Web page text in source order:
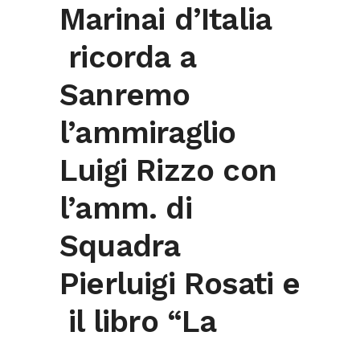
Marinai d’Italia
ricorda a
Sanremo
l’ammiraglio
Luigi Rizzo con
l’amm. di
Squadra
Pierluigi Rosati e
il libro “La